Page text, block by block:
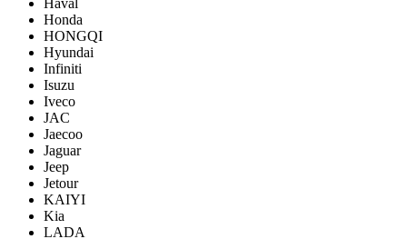
Haval
Honda
HONGQI
Hyundai
Infiniti
Isuzu
Iveco
JAC
Jaecoo
Jaguar
Jeep
Jetour
KAIYI
Kia
LADA